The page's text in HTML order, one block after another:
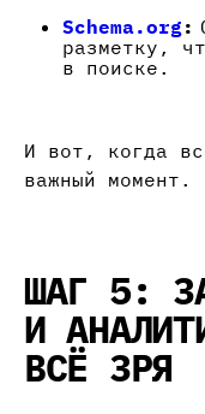
Schema.org:
разметку,
в поиске.
И вот, когда
важный момент.
ШАГ 5:
И
ВСЁ ЗРЯ